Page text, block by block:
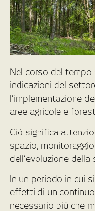
Nel corso del tempo
indicazioni del
l’implementazione
aree agricole e
Ciò significa
spazio,
dell’evoluzione
In un periodo in cui
effetti di un
necessario più che